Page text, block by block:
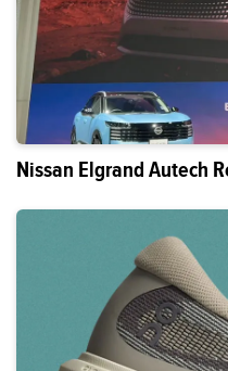
Nissan Elgrand Autech